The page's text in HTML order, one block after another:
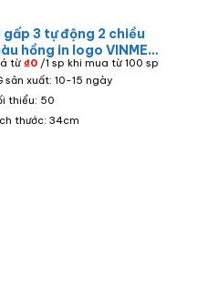
gấp 3 tự động 2 chiều
hồng in logo VINMEC
OD-01
từ₫0 /1 sp khi mua từ 100 sp
sản xuất: 10-15 ngày
thiểu: 50
thước: 34cm